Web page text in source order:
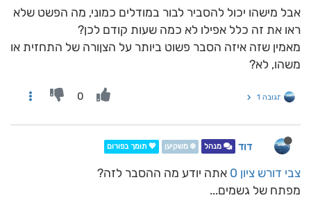
אבל מישהו יכול להסביר לבור במודלים כמוני, מה הפשט שלא
ראו את זה כלל אפילו לא כמה שעות קודם לכן?
מאמין שזה איזה הסבר פשוט ביותר על הצןורה של התחזית או
משהו, לא?
תגובה 1 0
דוד מנהל ❄️ משקיען 💖 תומך בפורום
צבי דורש ציון 0
אתה יודע מה ההסבר לזה?
מפתח של גשמים...